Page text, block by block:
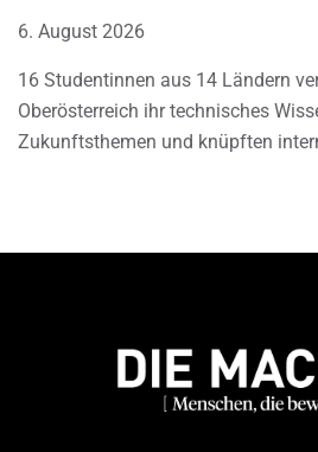
6. August 2026
16 Studentinnen aus 14 Ländern
Oberösterreich ihr technisches
Zukunftsthemen und knüpften